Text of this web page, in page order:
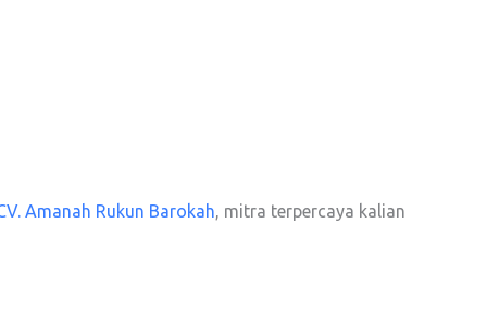
Amanah Rukun Barokah, mitra terpercaya kalian